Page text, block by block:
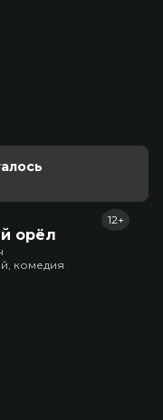
орёл
12+
комедия